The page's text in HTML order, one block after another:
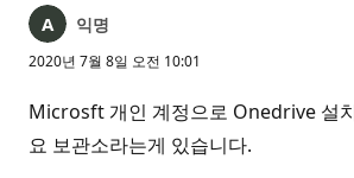
익명
2020년 7월 8일 오전 10:01
Microsft 개인 계정으로 Onedrive 설
요 보관소라는게 있습니다.